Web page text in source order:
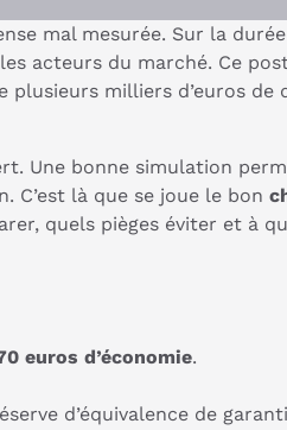
mal mesurée. Sur la
acteurs du marché. Ce
milliers d’euros de
Une bonne simulation
C’est là que se joue le bon
quels pièges éviter et à
euros d’économie.
d’équivalence de